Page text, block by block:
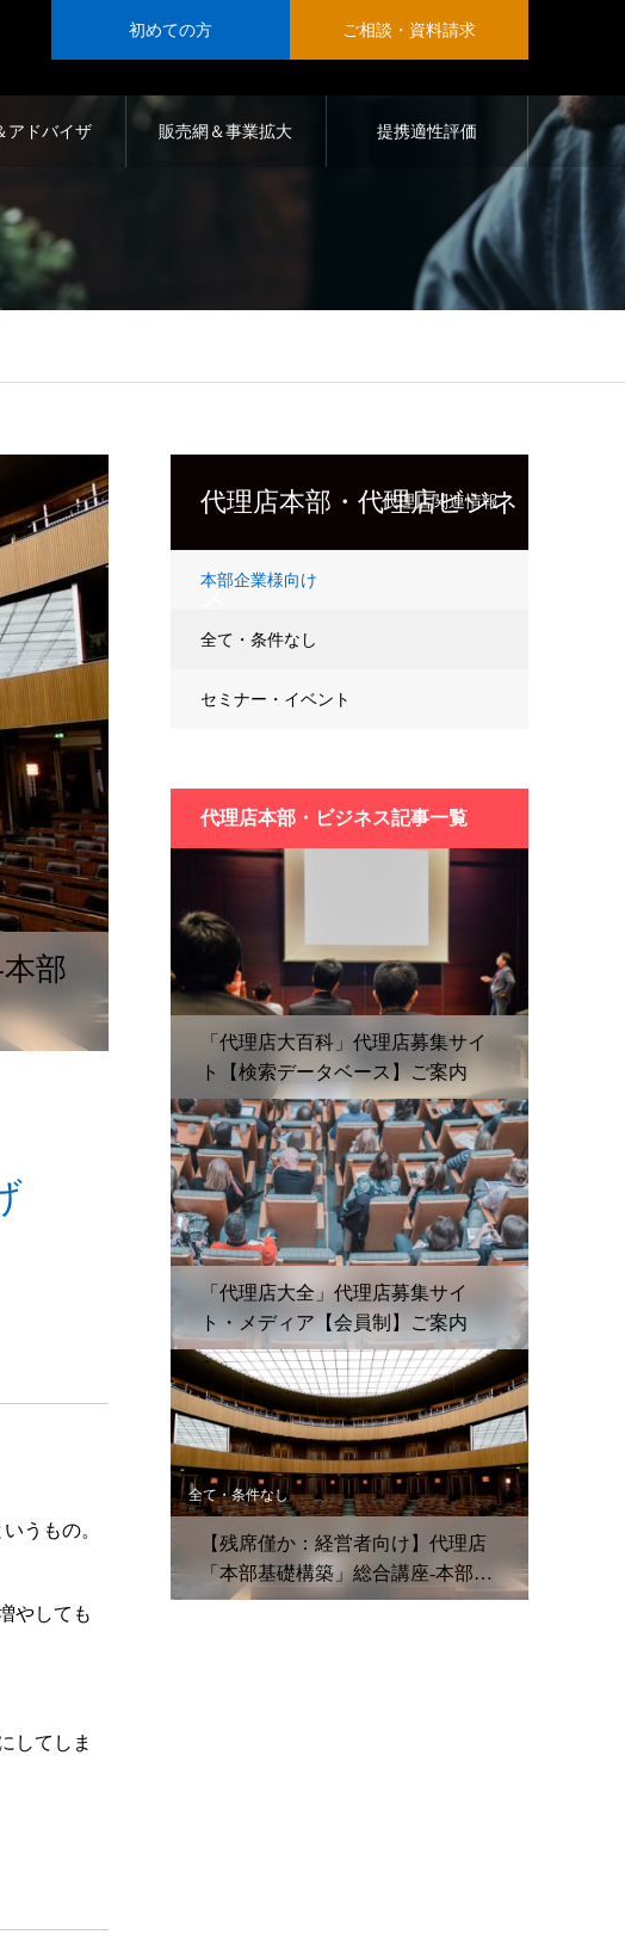
初めての方 ご相談・資料請求
アドバイザ
リー
販売網＆事業拡大 提携適性評価
部
うもの。
やしても
してしま
代理店本部・代理店ビジネ
ス
代理店関連情報
本部企業様向け
全て・条件なし
セミナー・イベント
代理店本部・ビジネス記事一覧
「代理店大百科」代理店募集サイ
ト【検索データベース】ご案内
「代理店大全」代理店募集サイ
ト・メディア【会員制】ご案内
全て・条件なし
【残席僅か：経営者向け】代理店
「本部基礎構築」総合講座-本部立
ち上げ